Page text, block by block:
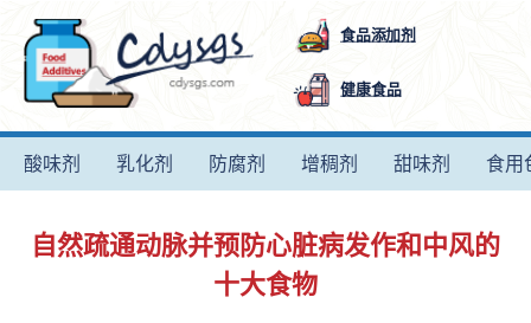
食品添加剂
健康食品
酸味剂 乳化剂 防腐剂 增稠剂 甜味剂 食用
自然疏通动脉并预防心脏病发作和中风的
十大食物